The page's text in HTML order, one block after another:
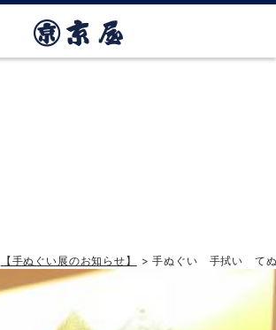
【手ぬぐい展のお知らせ】 > 手ぬぐい 手拭い て